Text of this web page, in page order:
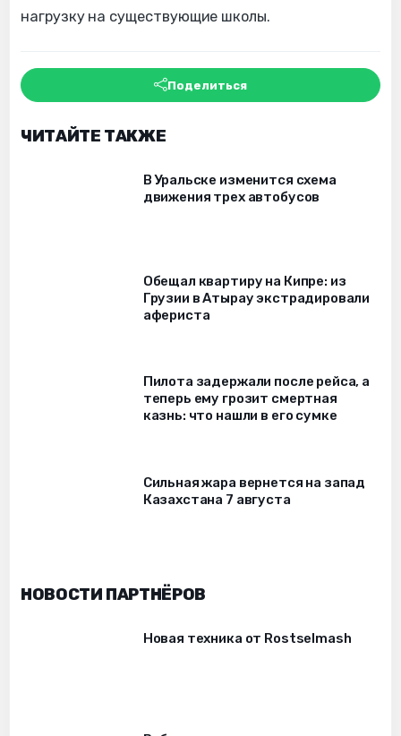
нагрузку на существующие школы.
Поделиться
ЧИТАЙТЕ ТАКЖЕ
В Уральске изменится схема
движения трех автобусов
Обещал квартиру на Кипре: из
Грузии в Атырау экстрадировали
афериста
Пилота задержали после рейса, а
теперь ему грозит смертная
казнь: что нашли в его сумке
Сильная жара вернется на запад
Казахстана 7 августа
НОВОСТИ ПАРТНЁРОВ
Новая техника от Rostselmash